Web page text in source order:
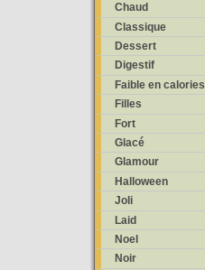
Chaud
Classique
Dessert
Digestif
Faible en calories
Filles
Fort
Glacé
Glamour
Halloween
Joli
Laid
Noel
Noir